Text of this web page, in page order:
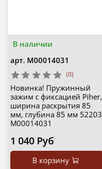
В наличии
арт. М00014031
(0)
Новинка! Пружинный
зажим с фиксацией Piher,
ширина раскрытия 85
мм, глубина 85 мм 52203
М00014031
1 040 Руб
В корзину